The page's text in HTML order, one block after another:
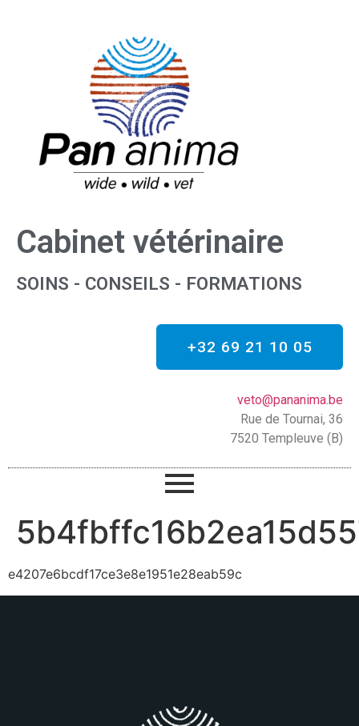
Cabinet vétérinaire
SOINS - CONSEILS - FORMATIONS
+32 69 21 10 05
veto@pananima.be
Rue de Tournai, 36
7520 Templeuve (B)
e4207e6bcdf17ce3e8e1951e28eab59c